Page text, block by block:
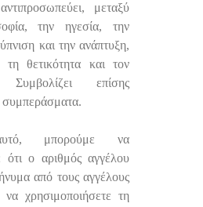
μεταξύ
την ηγεσία, την
και την ανάπτυξη,
τη θετικότητα και τον
Συμβολίζει επίσης
συμπεράσματα.
μπορούμε να
ότι ο αριθμός αγγέλου
από τους αγγέλους
χρησιμοποιήσετε τη